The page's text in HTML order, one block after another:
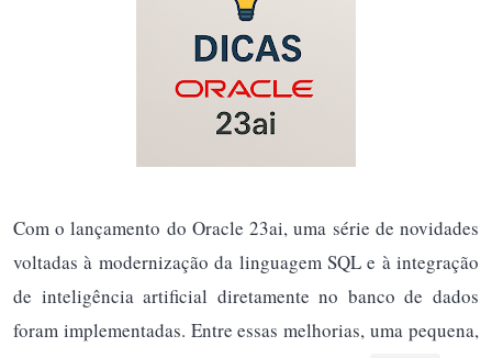
Com o lançamento do Oracle 23ai, uma série de novidades
voltadas à modernização da linguagem SQL e à integração
de inteligência artificial diretamente no banco de dados
foram implementadas. Entre essas melhorias, uma pequena,